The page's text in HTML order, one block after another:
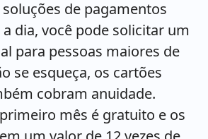
soluções de pagamentos
dia, você pode solicitar um
para pessoas maiores de
se esqueça, os cartões
cobram anuidade.
mês é gratuito e os